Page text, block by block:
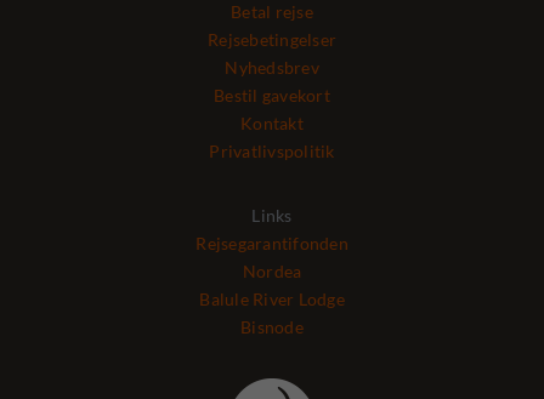
Betal rejse
Rejsebetingelser
Nyhedsbrev
Bestil gavekort
Kontakt
Privatlivspolitik
Links
Rejsegarantifonden
Nordea
Balule River Lodge
Bisnode